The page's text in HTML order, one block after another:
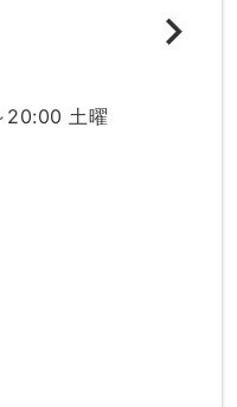
20:00 土曜